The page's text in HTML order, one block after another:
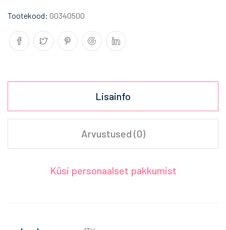
Tootekood: G0340500
Lisainfo
Arvustused (0)
Küsi personaalset pakkumist